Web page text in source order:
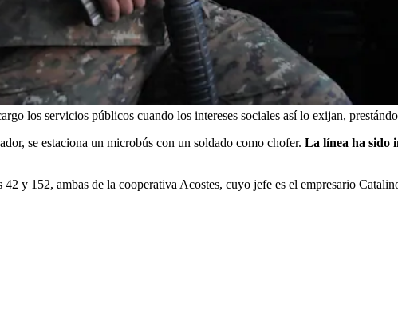
los servicios públicos cuando los intereses sociales así lo exijan,
se estaciona un microbús con un soldado como chofer. La línea ha sido
42 y 152, ambas de la cooperativa Acostes, cuyo jefe es el empresario